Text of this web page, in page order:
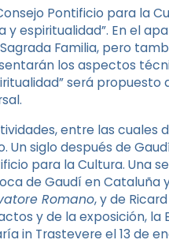
Pontificio para la
y espiritualidad”. En el
Familia, pero
los aspectos
será propuesto
entre las cuales
siglo después de
para la Cultura. Una
de Gaudí en Cataluña
Romano, y de
y de la exposición, la
in Trastevere el 13 de